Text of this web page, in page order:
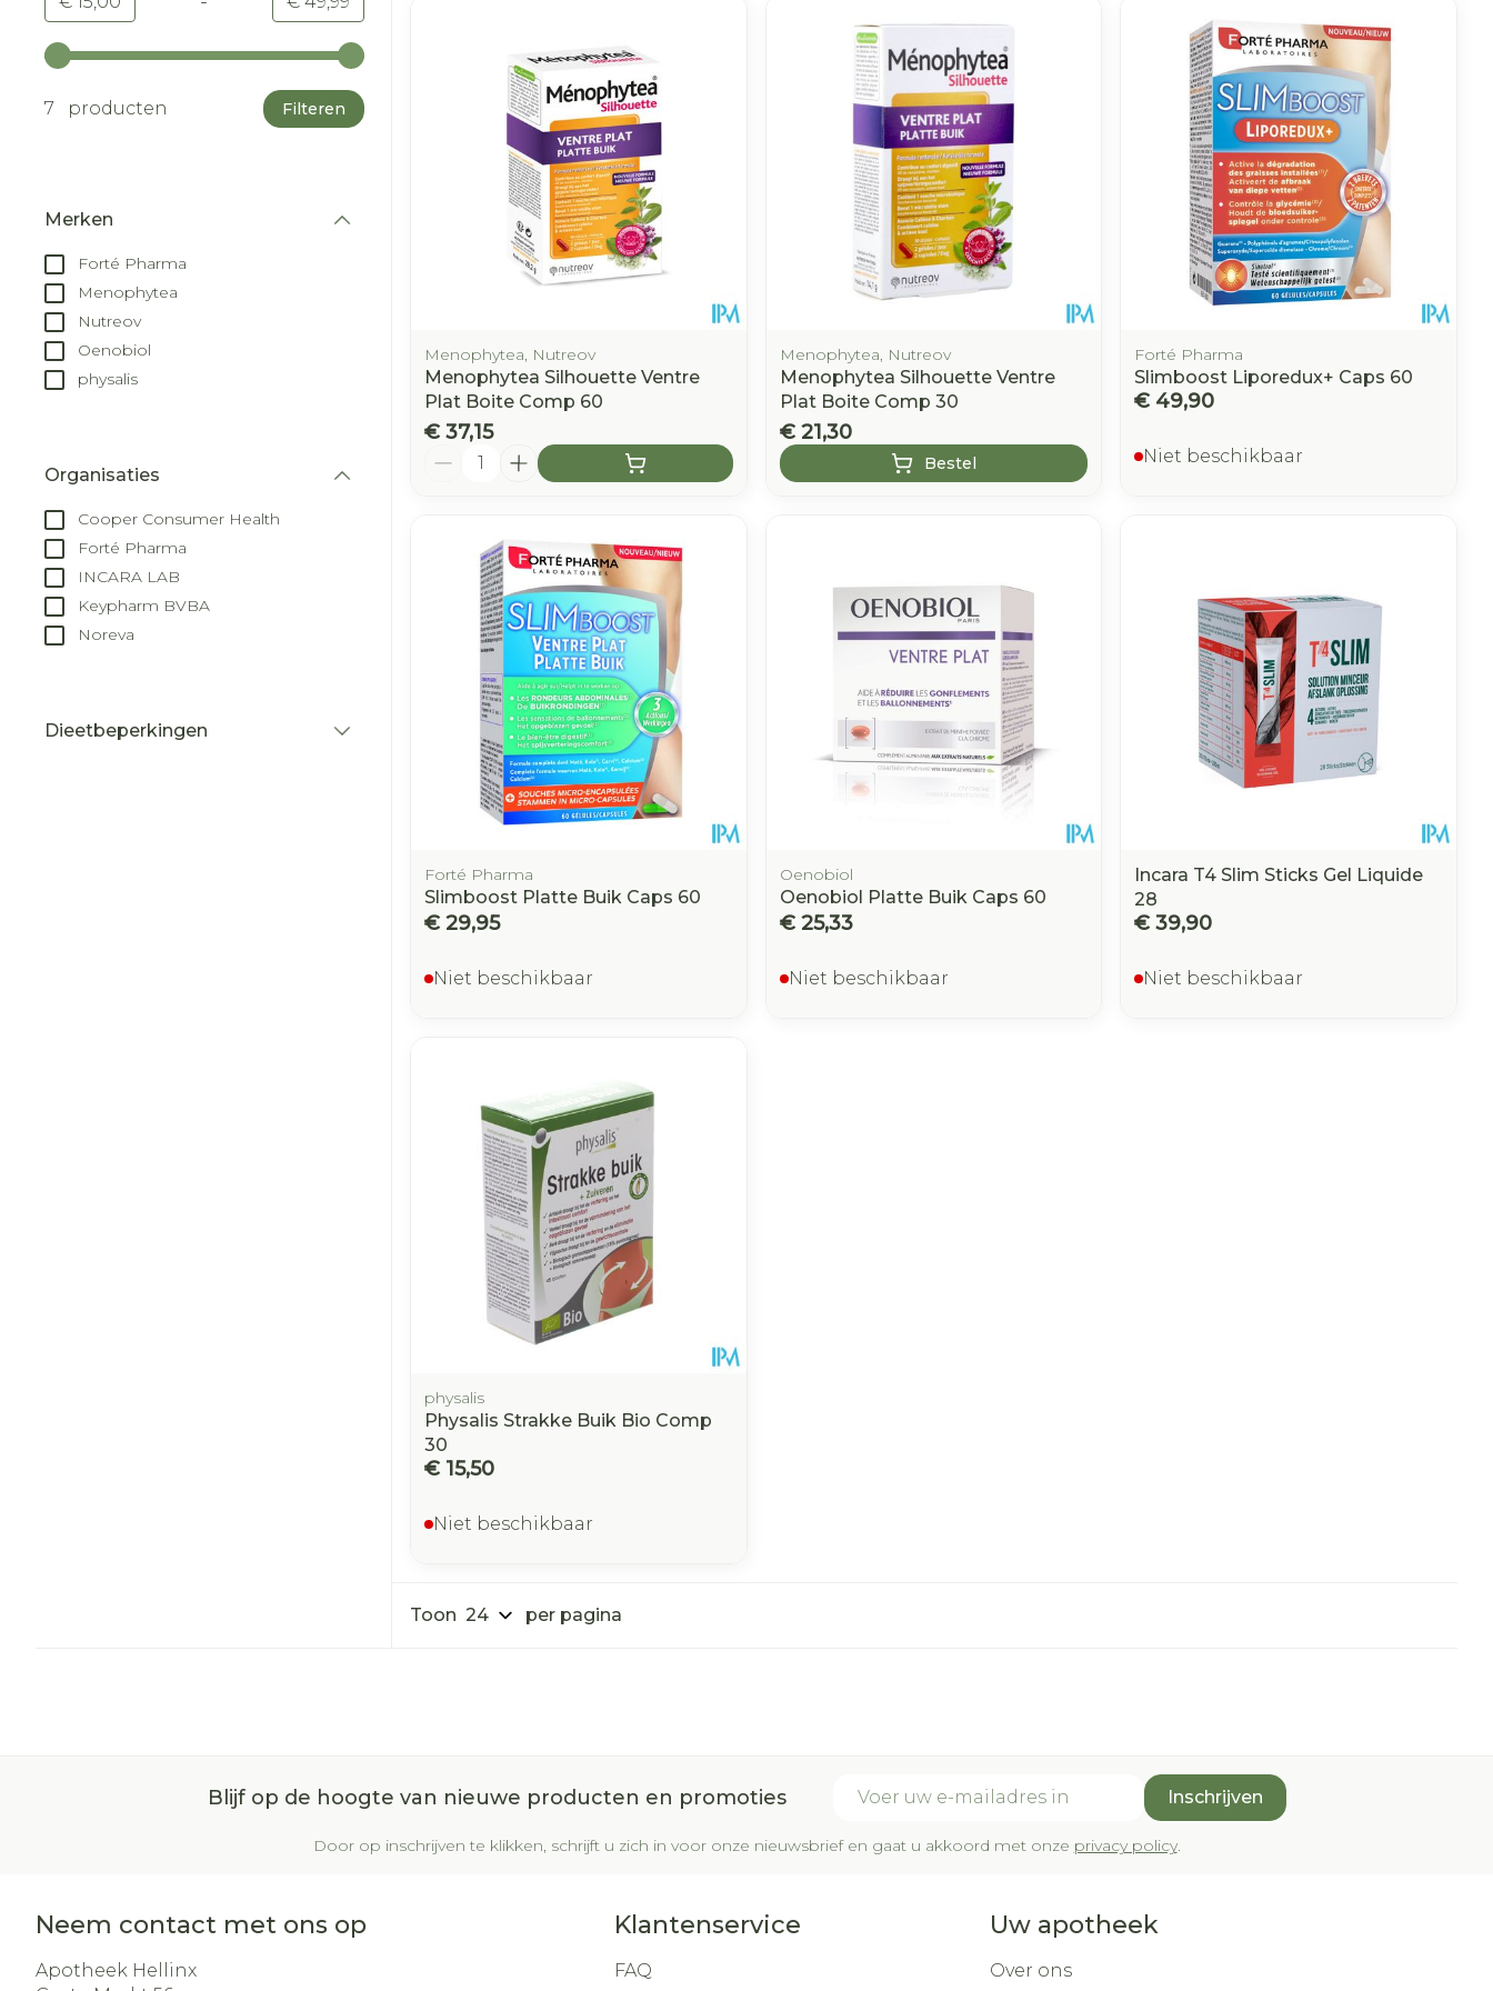
Gebruik de pijltjestoetsen links en rechts om de minimale en maximale prijswaarden aan te passen.
7 producten Filteren
Merken
Forté Pharma
Menophytea
Nutreov
Oenobiol
physalis
Organisaties
Cooper Consumer Health
Forté Pharma
INCARA LAB
Keypharm BVBA
Noreva
Dieetbeperkingen
Menophytea, Nutreov
Menophytea Silhouette Ventre
Plat Boite Comp 60
€ 37,15
Aantal
Menophytea, Nutreov
Menophytea Silhouette Ventre
Plat Boite Comp 30
€ 21,30
Bestel
Forté Pharma
Slimboost Liporedux+ Caps 60
€ 49,90
Niet beschikbaar
Forté Pharma
Slimboost Platte Buik Caps 60
€ 29,95
Niet beschikbaar
Oenobiol
Oenobiol Platte Buik Caps 60
€ 25,33
Niet beschikbaar
Incara T4 Slim Sticks Gel Liquide
28
€ 39,90
Niet beschikbaar
physalis
Physalis Strakke Buik Bio Comp
30
€ 15,50
Niet beschikbaar
Toon per pagina
Blijf op de hoogte van nieuwe producten en promoties Inschrijven
Door op inschrijven te klikken, schrijft u zich in voor onze nieuwsbrief en gaat u akkoord met onze privacy policy.
Neem contact met ons op
Apotheek Hellinx
Klantenservice
FAQ
Uw apotheek
Over ons